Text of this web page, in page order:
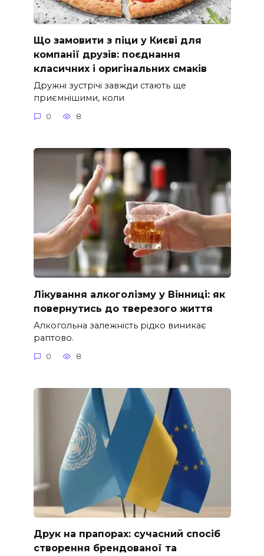
Що замовити з піци у Києві для
компанії друзів: поєднання
класичних і оригінальних смаків
Дружні зустрічі завжди стають ще
приємнішими, коли
0 8
Лікування алкоголізму у Вінниці: як
повернутись до тверезого життя
Алкогольна залежність рідко виникає
раптово.
0 8
Друк на прапорах: сучасний спосіб
створення брендованої та